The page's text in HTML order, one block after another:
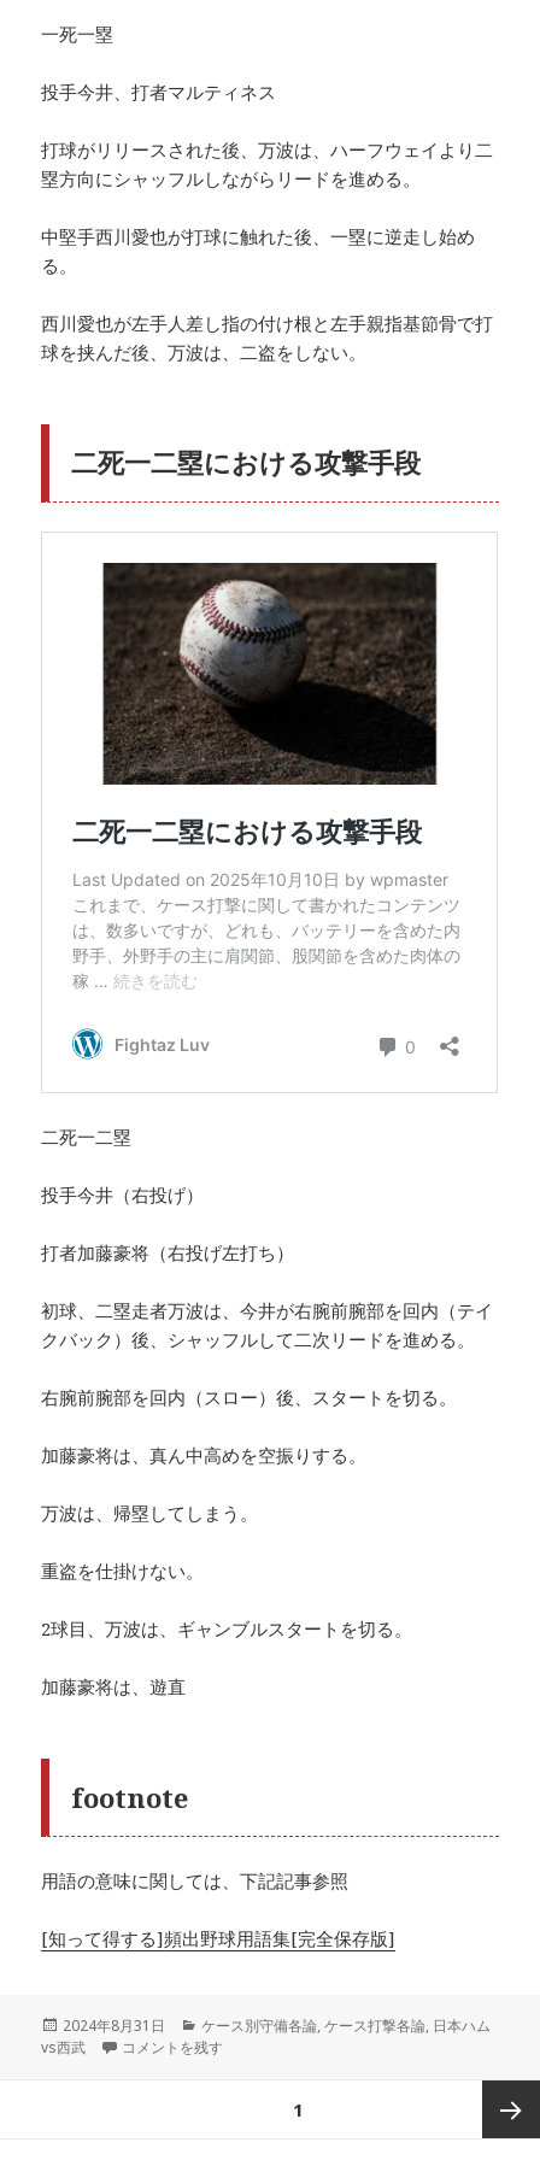
一死一塁
投手今井、打者マルティネス
打球がリリースされた後、万波は、ハーフウェイより二
塁方向にシャッフルしながらリードを進める。
中堅手西川愛也が打球に触れた後、一塁に逆走し始め
る。
西川愛也が左手人差し指の付け根と左手親指基節骨で打
球を挟んだ後、万波は、二盗をしない。
二死一二塁における攻撃手段
二死一二塁
投手今井（右投げ）
打者加藤豪将（右投げ左打ち）
初球、二塁走者万波は、今井が右腕前腕部を回内（テイ
クバック）後、シャッフルして二次リードを進める。
右腕前腕部を回内（スロー）後、スタートを切る。
加藤豪将は、真ん中高めを空振りする。
万波は、帰塁してしまう。
重盗を仕掛けない。
2球目、万波は、ギャンブルスタートを切る。
加藤豪将は、遊直
footnote
用語の意味に関しては、下記記事参照
[知って得する]頻出野球用語集[完全保存版]
投
稿
2024年8月31日
カ
テ
ケース別守備各論,ケース打撃各論, 日本ハム
vs西武
敗因はヒットを待つ攻撃と最前位の走者を残す守備 に
コメントを残す
1